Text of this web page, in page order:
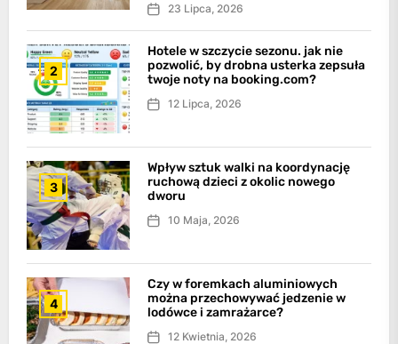
23 Lipca, 2026
2
Hotele w szczycie sezonu. jak nie
pozwolić, by drobna usterka zepsuła
twoje noty na booking.com?
12 Lipca, 2026
3
Wpływ sztuk walki na koordynację
ruchową dzieci z okolic nowego
dworu
10 Maja, 2026
4
Czy w foremkach aluminiowych
można przechowywać jedzenie w
lodówce i zamrażarce?
12 Kwietnia, 2026